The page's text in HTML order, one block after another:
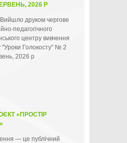
2026 Р
друком чергове
педагогічного
центру вивчення
"Уроки Голокосту" № 2
2026 р
«ПРОСТІР
— це публічний